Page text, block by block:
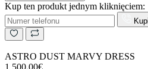
Kup ten produkt jednym kliknięciem:
ASTRO DUST MARVY DRESS
1 500,00€